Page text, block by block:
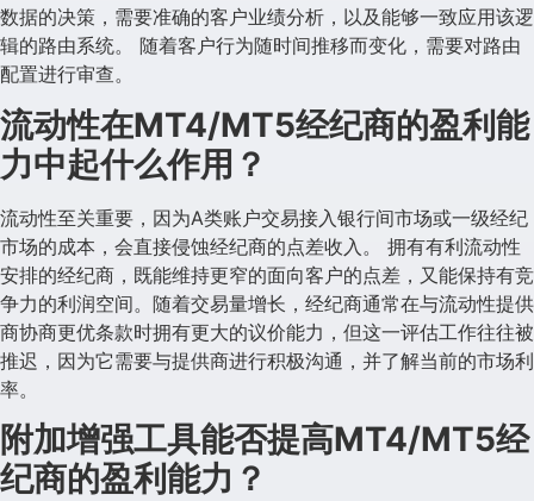
数据的决策，需要准确的客户业绩分析，以及能够一致应用该逻
辑的路由系统。 随着客户行为随时间推移而变化，需要对路由
配置进行审查。
流动性在MT4/MT5经纪商的盈利能
力中起什么作用？
流动性至关重要，因为A类账户交易接入银行间市场或一级经纪
市场的成本，会直接侵蚀经纪商的点差收入。 拥有有利流动性
安排的经纪商，既能维持更窄的面向客户的点差，又能保持有竞
争力的利润空间。随着交易量增长，经纪商通常在与流动性提供
商协商更优条款时拥有更大的议价能力，但这一评估工作往往被
推迟，因为它需要与提供商进行积极沟通，并了解当前的市场利
率。
附加增强工具能否提高MT4/MT5经
纪商的盈利能力？